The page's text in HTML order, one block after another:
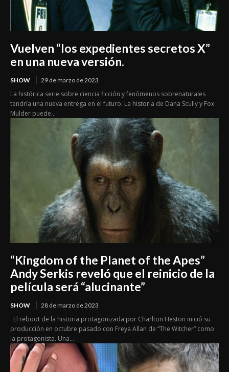
Vuelven “los expedientes secretos X”
en una nueva versión.
SHOW 29 de marzo de 2023
La histórica serie sobre ciencia ficción y fenómenos sobrenaturales
tendría una nueva entrega en el futuro. La historia de Dana Scully y Fox
Mulder puede...
“Kingdom of the Planet of the Apes”
Andy Serkis reveló que el reinicio de la
película será “alucinante”
SHOW 28 de marzo de 2023
El reboot de la historia protagonizada por Charlton Heston inició su
producción en octubre pasado con Freya Allan de “The Witcher” como
la protagonista. Una...